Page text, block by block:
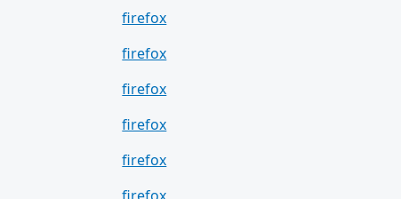
firefox
firefox
firefox
firefox
firefox